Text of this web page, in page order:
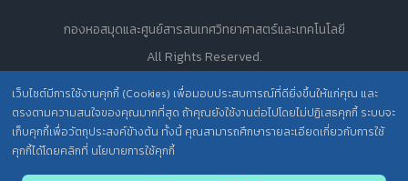
เว็บไซต์มีการใช้งานคุกกี้ (Cookies) เพื่อมอบประสบการณ์ที่ดียิ่งขึ้นให้แก่คุณ และ
ตรงตามความสนใจของคุณมากที่สุด ถ้าคุณยังใช้งานต่อไปโดยไม่ปฏิเสธคุกกี้ ระบบจะ
เก็บคุกกี้เพื่อวัตถุประสงค์ข้างต้น ทั้งนี้ คุณสามารถศึกษารายละเอียดเกี่ยวกับการใช้
คุกกี้ได้โดยคลิกที่ นโยบายการใช้คุกกี้
กองหอสมุดและศูนย์สารสนเทศวิทยาศาสตร์และเทคโนโลยี
All Rights Reserved.
นโยบายการคุ้มครองข้อมูลส่วนบุคคล วศ. /
ประกาศความเป็นส่วนตัว (Privacy Notice) สำหรับการบริการสารสนเทศ